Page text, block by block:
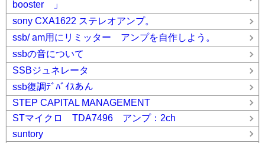
booster 」
sony CXA1622 ステレオアンプ。
ssb/ am用にリミッター アンプを自作しよう。
ssbの音について
SSBジュネレータ
ssb復調ﾃﾞﾊﾞｲｽあん
STEP CAPITAL MANAGEMENT
STマイクロ TDA7496 アンプ：2ch
suntory